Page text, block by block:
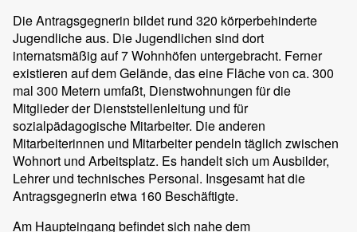
Die Antragsgegnerin bildet rund 320 körperbehinderte
Jugendliche aus. Die Jugendlichen sind dort
internatsmäßig auf 7 Wohnhöfen untergebracht. Ferner
existieren auf dem Gelände, das eine Fläche von ca. 300
mal 300 Metern umfaßt, Dienstwohnungen für die
Mitglieder der Dienststellenleitung und für
sozialpädagogische Mitarbeiter. Die anderen
Mitarbeiterinnen und Mitarbeiter pendeln täglich zwischen
Wohnort und Arbeitsplatz. Es handelt sich um Ausbilder,
Lehrer und technisches Personal. Insgesamt hat die
Antragsgegnerin etwa 160 Beschäftigte.
Am Haupteingang befindet sich nahe dem